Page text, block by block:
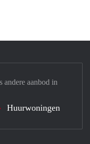
andere aanbod in
Huurwoningen